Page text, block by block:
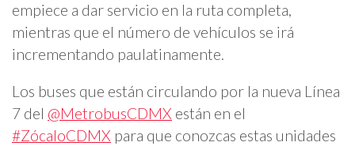
empiece a dar servicio en la ruta completa,
mientras que el número de vehículos se irá
incrementando paulatinamente.
Los buses que están circulando por la nueva Línea
7 del @MetrobusCDMX están en el
#ZócaloCDMX para que conozcas estas unidades